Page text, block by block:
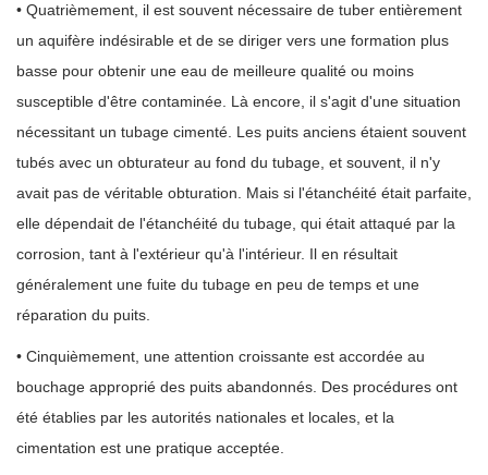
• Quatrièmement, il est souvent nécessaire de tuber entièrement
un aquifère indésirable et de se diriger vers une formation plus
basse pour obtenir une eau de meilleure qualité ou moins
susceptible d'être contaminée. Là encore, il s'agit d'une situation
nécessitant un tubage cimenté. Les puits anciens étaient souvent
tubés avec un obturateur au fond du tubage, et souvent, il n'y
avait pas de véritable obturation. Mais si l'étanchéité était parfaite,
elle dépendait de l'étanchéité du tubage, qui était attaqué par la
corrosion, tant à l'extérieur qu'à l'intérieur. Il en résultait
généralement une fuite du tubage en peu de temps et une
réparation du puits.
• Cinquièmement, une attention croissante est accordée au
bouchage approprié des puits abandonnés. Des procédures ont
été établies par les autorités nationales et locales, et la
cimentation est une pratique acceptée.